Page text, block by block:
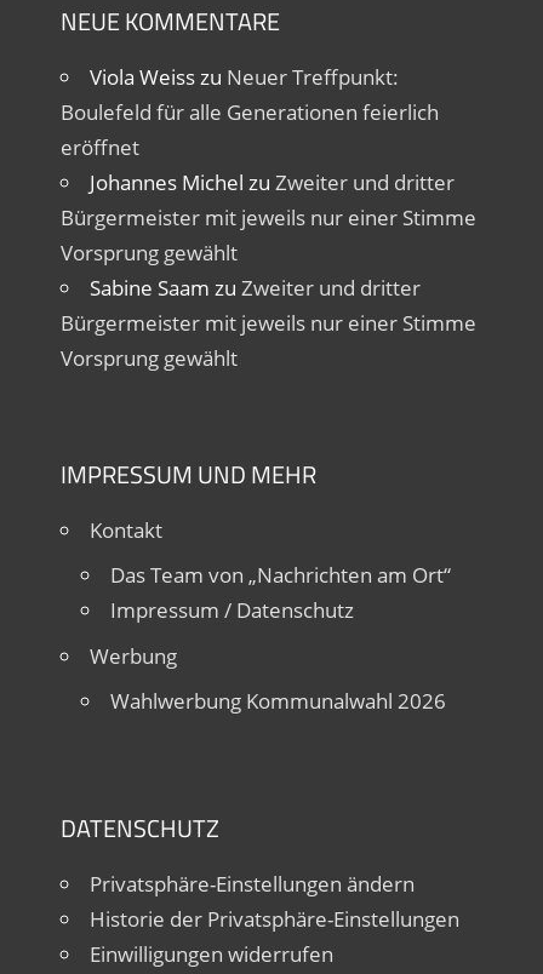
NEUE KOMMENTARE
Viola Weisszu Neuer Treffpunkt:
Boulefeld für alle Generationen feierlich
eröffnet
Johannes Michel zu Zweiter und dritter
Bürgermeister mit jeweils nur einer Stimme
Vorsprung gewählt
Sabine Saam zu Zweiter und dritter
Bürgermeister mit jeweils nur einer Stimme
Vorsprung gewählt
IMPRESSUM UND MEHR
Kontakt
Das Team von „Nachrichten am Ort“
Impressum / Datenschutz
Werbung
Wahlwerbung Kommunalwahl 2026
DATENSCHUTZ
Privatsphäre-Einstellungen ändern
Historie der Privatsphäre-Einstellungen
Einwilligungen widerrufen